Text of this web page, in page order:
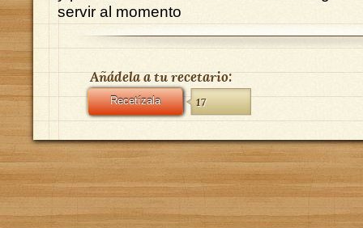
servir al momento
Añádela a tu recetario:
Recetízala 17